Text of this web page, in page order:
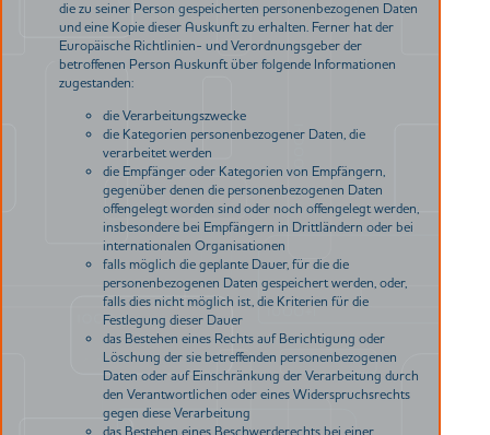
die zu seiner Person gespeicherten personenbezogenen Daten
und eine Kopie dieser Auskunft zu erhalten. Ferner hat der
Europäische Richtlinien- und Verordnungsgeber der
betroffenen Person Auskunft über folgende Informationen
zugestanden:
die Verarbeitungszwecke
die Kategorien personenbezogener Daten, die
verarbeitet werden
die Empfänger oder Kategorien von Empfängern,
gegenüber denen die personenbezogenen Daten
offengelegt worden sind oder noch offengelegt werden,
insbesondere bei Empfängern in Drittländern oder bei
internationalen Organisationen
falls möglich die geplante Dauer, für die die
personenbezogenen Daten gespeichert werden, oder,
falls dies nicht möglich ist, die Kriterien für die
Festlegung dieser Dauer
das Bestehen eines Rechts auf Berichtigung oder
Löschung der sie betreffenden personenbezogenen
Daten oder auf Einschränkung der Verarbeitung durch
den Verantwortlichen oder eines Widerspruchsrechts
gegen diese Verarbeitung
das Bestehen eines Beschwerderechts bei einer